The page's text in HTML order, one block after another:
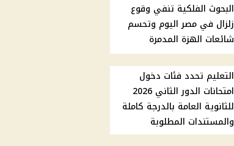
البحوث الفلكية تنفي وقوع
زلزال في مصر اليوم وتحسم
شائعات الهزة المدمرة
التعليم تحدد فئات دخول
امتحانات الدور الثاني 2026
للثانوية العامة بالدرجة كاملة
والمستندات المطلوبة